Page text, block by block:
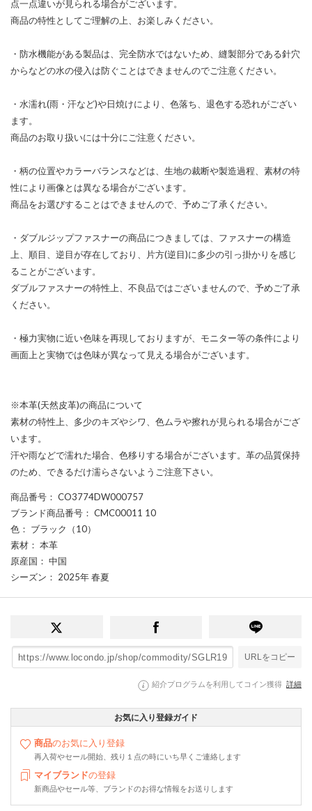
点一点違いが見られる場合がございます。
商品の特性としてご理解の上、お楽しみください。
・防水機能がある製品は、完全防水ではないため、縫製部分である針穴
からなどの水の侵入は防ぐことはできませんのでご注意ください。
・水濡れ(雨・汗など)や日焼けにより、色落ち、退色する恐れがござい
ます。
商品のお取り扱いには十分にご注意ください。
・柄の位置やカラーバランスなどは、生地の裁断や製造過程、素材の特
性により画像とは異なる場合がございます。
商品をお選びすることはできませんので、予めご了承ください。
・ダブルジップファスナーの商品につきましては、ファスナーの構造
上、順目、逆目が存在しており、片方(逆目)に多少の引っ掛かりを感じ
ることがございます。
ダブルファスナーの特性上、不良品ではございませんので、予めご了承
ください。
・極力実物に近い色味を再現しておりますが、モニター等の条件により
画面上と実物では色味が異なって見える場合がございます。
※本革(天然皮革)の商品について
素材の特性上、多少のキズやシワ、色ムラや擦れが見られる場合がござ
います。
汗や雨などで濡れた場合、色移りする場合がございます。革の品質保持
のため、できるだけ濡らさないようご注意下さい。
商品番号 ： CO3774DW000757
ブランド商品番号 ： CMC00011 10
色 ： ブラック（10）
素材 ： 本革
原産国 ： 中国
シーズン ： 2025年 春夏
URLをコピー
紹介プログラムを利用してコイン獲得 詳細
お気に入り登録ガイド
商品のお気に入り登録
再入荷やセール開始、残り１点の時にいち早くご連絡します
マイブランドの登録
新商品やセール等、ブランドのお得な情報をお送りします